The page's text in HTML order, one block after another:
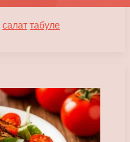
салат табуле